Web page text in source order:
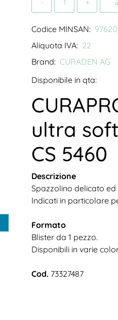
Codice MINSAN:
Aliquota IVA: 22
Brand: CURADEN AG
Disponibile in qta:
ultra soft
CS 5460
Descrizione
Spazzolino delicato ed
Indicati in particolare
Formato
Blister da 1 pezzo.
Disponibili in varie
Cod. 73327487